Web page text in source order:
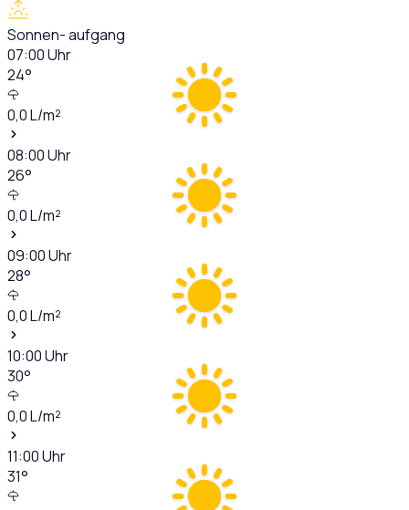
Sonnen- aufgang
07:00Uhr
24°
0,0L/m²
08:00Uhr
26°
0,0L/m²
09:00Uhr
28°
0,0L/m²
10:00Uhr
30°
0,0L/m²
11:00Uhr
31°